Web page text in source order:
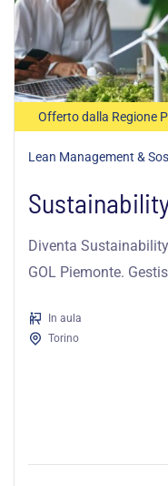
Offerto dalla Regione
Lean Management &
Diventa
GOL Piemonte.
In aula
Torino